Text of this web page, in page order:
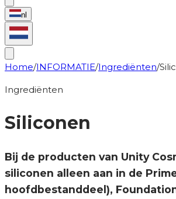
nl
Home/INFORMATIE/Ingrediënten/
Ingrediënten
Siliconen
Bij de producten van Unity
siliconen alleen aan in de
hoofdbestanddeel),